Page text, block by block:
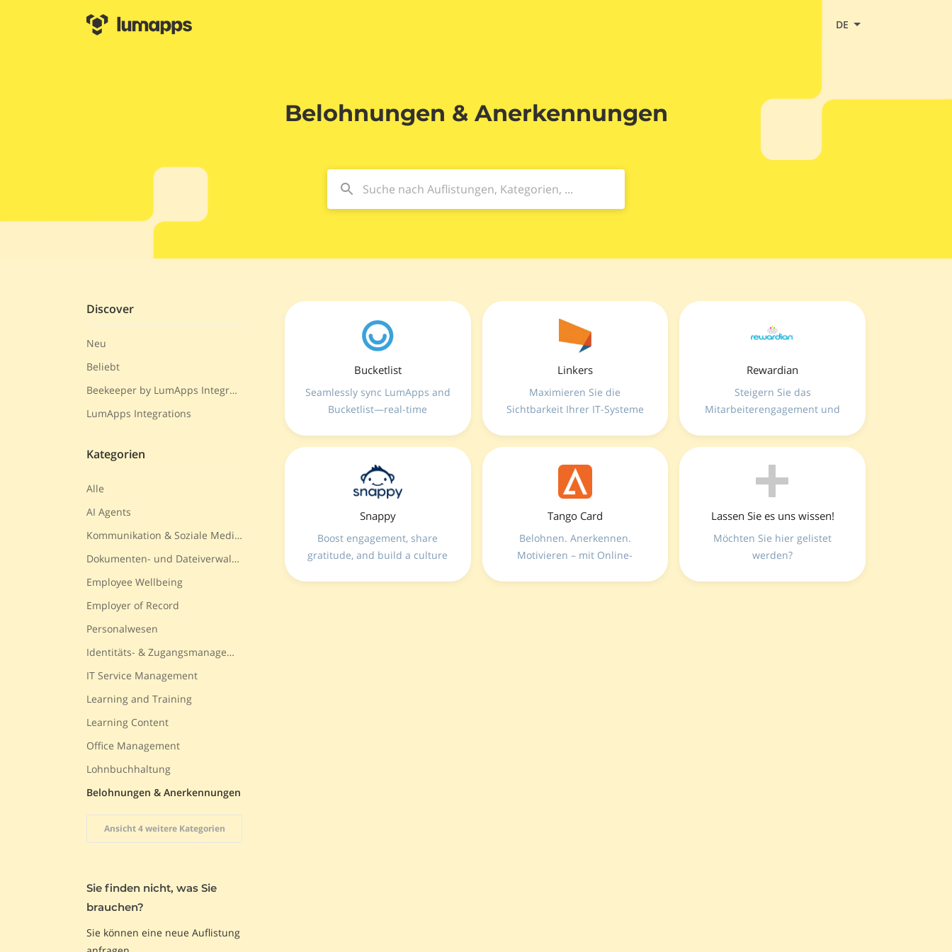
DE
Belohnungen & Anerkennungen
Discover
Neu
Beliebt
Beekeeper by LumApps Integrations
LumApps Integrations
Kategorien
Alle
AI Agents
Kommunikation & Soziale Medien
Dokumenten- und Dateiverwaltung
Employee Wellbeing
Employer of Record
Personalwesen
Identitäts- & Zugangsmanagement
IT Service Management
Learning and Training
Learning Content
Office Management
Lohnbuchhaltung
Belohnungen & Anerkennungen
Ansicht 4 weitere Kategorien
Sie finden nicht, was Sie
brauchen?
Sie können eine neue Auflistung
Bucketlist
Seamlessly sync LumApps and
Bucketlist—real-time
engagement and build a
culture of appreciation.
Linkers
Maximieren Sie die
Sichtbarkeit Ihrer IT-Systeme
Repositories,
Dokumentenmanagementsysteme
und operative Workflows direkt
zentrale Intranet-Oberfläche.
Rewardian
Steigern Sie das
Mitarbeiterengagement und
Meilensteine und Belohnungen
direkt in Ihren digitalen
LumApps-Arbeitsplatz
Snappy
Boost engagement, share
gratitude, and build a culture
Tango Card
Belohnen. Anerkennen.
Motivieren – mit Online-
Lassen Sie es uns wissen!
Möchten Sie hier gelistet
werden?